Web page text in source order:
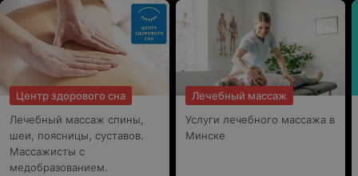
Центр здорового сна
Лечебный массаж спины,
шеи, поясницы, суставов.
Массажисты с
медобразованием.
Лечебный массаж
Услуги лечебного массажа в
Минске